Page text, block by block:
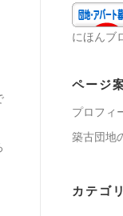
にほんブ
ページ
プロフィ
築古団地
カテゴ